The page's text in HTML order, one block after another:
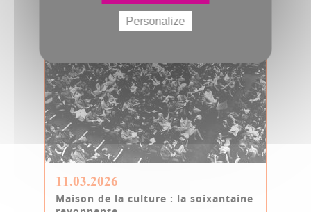
11.03.2026
Maison de la culture : la soixantaine
Personalize